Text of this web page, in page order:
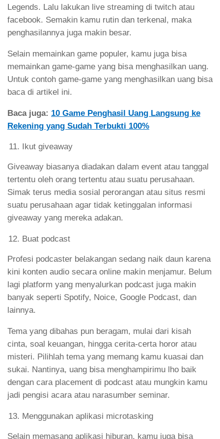
Legends. Lalu lakukan live streaming di twitch atau
facebook. Semakin kamu rutin dan terkenal, maka
penghasilannya juga makin besar.
Selain memainkan game populer, kamu juga bisa
memainkan game-game yang bisa menghasilkan uang.
Untuk contoh game-game yang menghasilkan uang bisa
baca di artikel ini.
Baca juga: 10 Game Penghasil Uang Langsung ke
Rekening yang Sudah Terbukti 100%
Ikut giveaway
Giveaway biasanya diadakan dalam event atau tanggal
tertentu oleh orang tertentu atau suatu perusahaan.
Simak terus media sosial perorangan atau situs resmi
suatu perusahaan agar tidak ketinggalan informasi
giveaway yang mereka adakan.
Buat podcast
Profesi podcaster belakangan sedang naik daun karena
kini konten audio secara online makin menjamur. Belum
lagi platform yang menyalurkan podcast juga makin
banyak seperti Spotify, Noice, Google Podcast, dan
lainnya.
Tema yang dibahas pun beragam, mulai dari kisah
cinta, soal keuangan, hingga cerita-certa horor atau
misteri. Pilihlah tema yang memang kamu kuasai dan
sukai. Nantinya, uang bisa menghampirimu lho baik
dengan cara placement di podcast atau mungkin kamu
jadi pengisi acara atau narasumber seminar.
Menggunakan aplikasi microtasking
Selain memasang aplikasi hiburan, kamu juga bisa